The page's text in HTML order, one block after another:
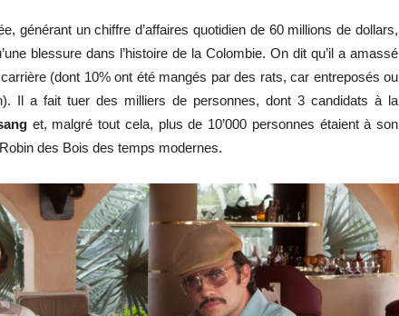
internet
générant un chiffre d’affaires quotidien de 60 millions de dollars,
blessure dans l’histoire de la Colombie. On dit qu’il a amassé
(dont 10% ont été mangés par des rats, car entreposés ou
Il a fait tuer des milliers de personnes, dont 3 candidats à la
et, malgré tout cela, plus de 10’000 personnes étaient à son
des Bois des temps modernes.